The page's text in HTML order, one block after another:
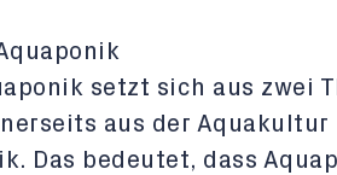
setzt sich aus zwei
aus der
Das bedeutet, dass